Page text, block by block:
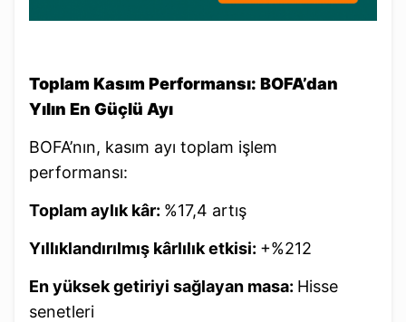
Toplam Kasım Performansı: BOFA’dan
Yılın En Güçlü Ayı
BOFA’nın, kasım ayı toplam işlem
performansı:
Toplam aylık kâr: %17,4 artış
Yıllıklandırılmış kârlılık etkisi: +%212
En yüksek getiriyi sağlayan masa: Hisse
senetleri